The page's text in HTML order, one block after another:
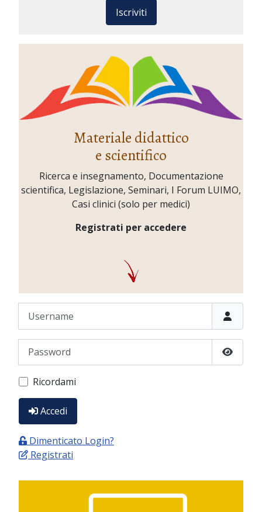
Iscriviti
Materiale didattico
e scientifico
Ricerca e insegnamento, Documentazione
scientifica, Legislazione, Seminari, I Forum LUIMO,
Casi clinici (solo per medici)
Registrati per accedere
Password
Show
Ricordami
Accedi
Dimenticato Login?
Registrati